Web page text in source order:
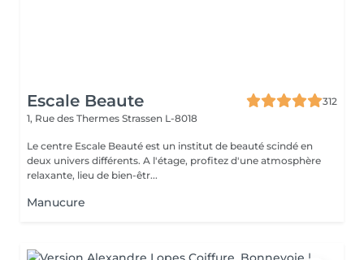
Escale Beaute
312
1, Rue des Thermes Strassen L-8018
Le centre Escale Beauté est un institut de beauté scindé en
deux univers différents. A l'étage, profitez d'une atmosphère
relaxante, lieu de bien-êtr...
Manucure